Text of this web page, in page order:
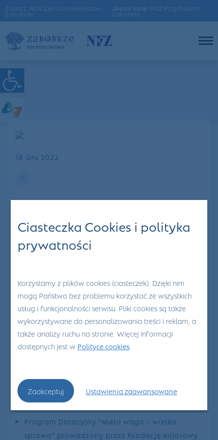
Zobacz: AOS Centrum Medyczne
Zabobrze
Jesteś tutaj: POZ Przychodnia
Zabobrze
18 Gru 2022
0
wcześniakiem.
pomocowe
Opieka nad wcześniakiem jest nierzadko sporym
wyzwaniem, który może mieć jednocześnie związek z
mają na celu wsparcie rodziców wcześniaków.
Należą do nich:
Program Dotacyjny “Mała waga – wielka
sprawa” prowadzony przez Fundację Kolorowy
Ciasteczka Cookies i polityka
prywatności
Korzystamy z plików cookies (ciasteczek). Dzięki nim
mogą Państwo bez problemu korzystać ze wszystkich
usług i funkcjonalności serwisu. Pliki cookies są także
wykorzystywane do personalizowania treści i reklam, a
także analizy ruchu na stronie. Więcej informacji
dostępnych jest w Polityce cookies.
Zaakceptuj Ustawienia zaawansowane